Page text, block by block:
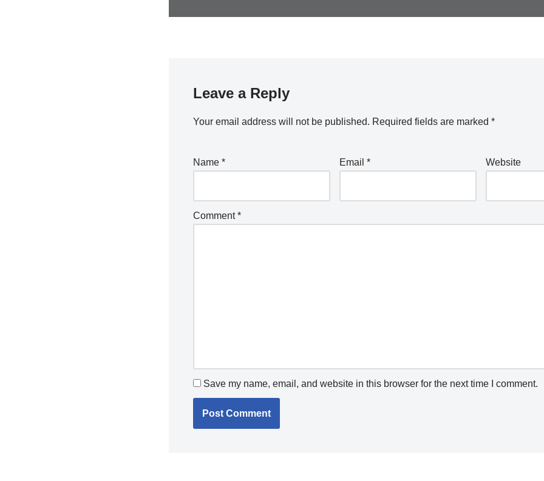
Leave a Reply
Your email address will not be published. Required fields are marked *
Name * Email * Website
Comment*
Save my name, email, and website in this browser for the next time I comment.